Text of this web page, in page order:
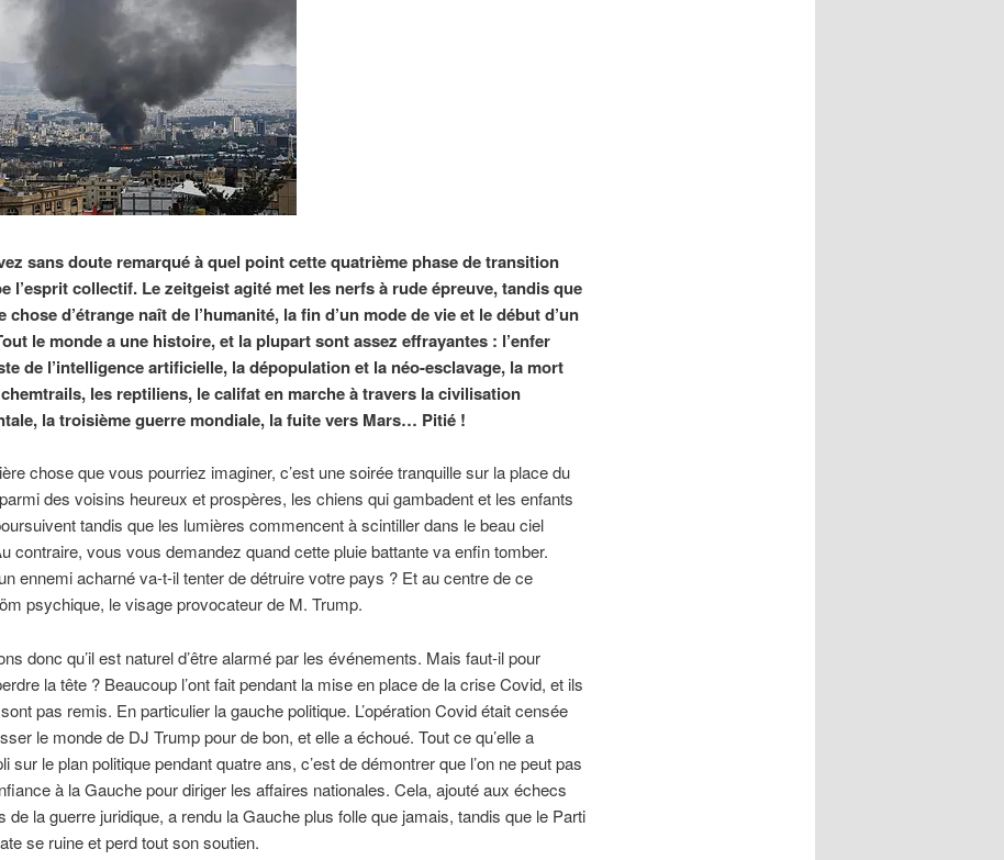
sans doute remarqué à quel point cette quatrième phase de transition
l’esprit collectif. Le zeitgeist agité met les nerfs à rude épreuve, tandis que
chose d’étrange naît de l’humanité, la fin d’un mode de vie et le début d’un
le monde a une histoire, et la plupart sont assez effrayantes : l’enfer
de l’intelligence artificielle, la dépopulation et la néo-esclavage, la mort
les reptiliens, le califat en marche à travers la civilisation
la troisième guerre mondiale, la fuite vers Mars… Pitié !
chose que vous pourriez imaginer, c’est une soirée tranquille sur la place du
des voisins heureux et prospères, les chiens qui gambadent et les enfants
tandis que les lumières commencent à scintiller dans le beau ciel
contraire, vous vous demandez quand cette pluie battante va enfin tomber.
ennemi acharné va-t-il tenter de détruire votre pays ? Et au centre de ce
psychique, le visage provocateur de M. Trump.
donc qu’il est naturel d’être alarmé par les événements. Mais faut-il pour
la tête ? Beaucoup l’ont fait pendant la mise en place de la crise Covid, et ils
sont pas remis. En particulier la gauche politique. L’opération Covid était censée
le monde de DJ Trump pour de bon, et elle a échoué. Tout ce qu’elle a
sur le plan politique pendant quatre ans, c’est de démontrer que l’on ne peut pas
à la Gauche pour diriger les affaires nationales. Cela, ajouté aux échecs
de la guerre juridique, a rendu la Gauche plus folle que jamais, tandis que le Parti
se ruine et perd tout son soutien.